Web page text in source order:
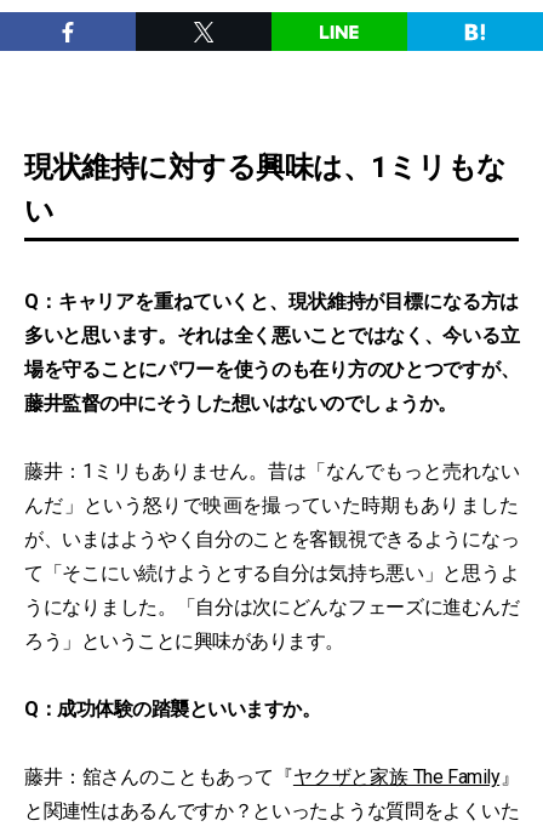
現状維持に対する興味は、1ミリもな
い
Q：キャリアを重ねていくと、現状維持が目標になる方は
多いと思います。それは全く悪いことではなく、今いる立
場を守ることにパワーを使うのも在り方のひとつですが、
藤井監督の中にそうした想いはないのでしょうか。
藤井：1ミリもありません。昔は「なんでもっと売れない
んだ」という怒りで映画を撮っていた時期もありました
が、いまはようやく自分のことを客観視できるようになっ
て「そこにい続けようとする自分は気持ち悪い」と思うよ
うになりました。「自分は次にどんなフェーズに進むんだ
ろう」ということに興味があります。
Q：成功体験の踏襲といいますか。
藤井：舘さんのこともあって『ヤクザと家族 The Family』
と関連性はあるんですか？といったような質問をよくいた